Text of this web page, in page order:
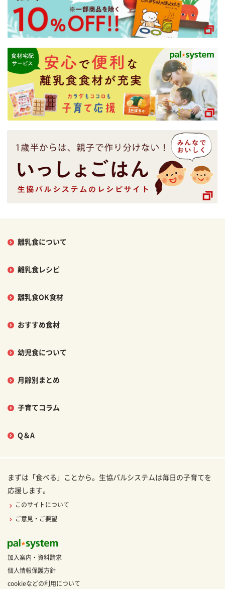
離乳食について
離乳食レシピ
離乳食OK食材
おすすめ食材
幼児食について
月齢別まとめ
子育てコラム
Q＆A
まずは「食べる」ことから。生協パルシステムは毎日の子育てを
応援します。
このサイトについて
ご意見・ご要望
加入案内・資料請求
個人情報保護方針
cookieなどの利用について